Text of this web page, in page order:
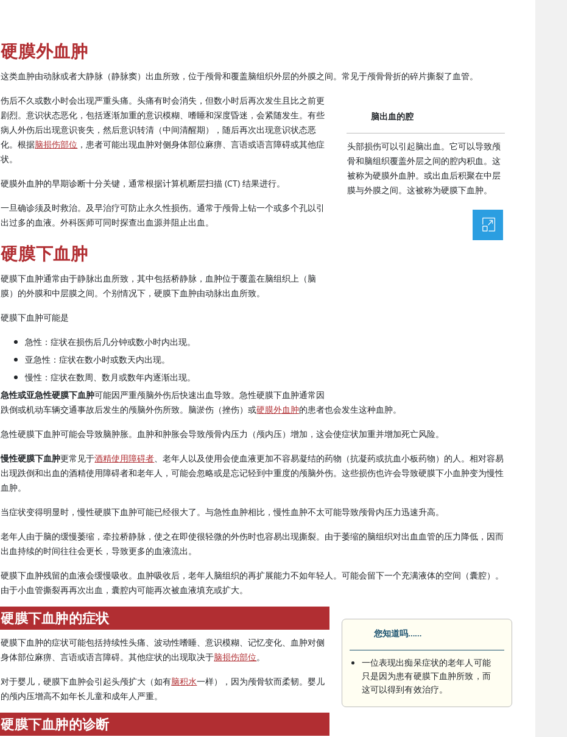
硬膜外血肿
这类血肿由动脉或者大静脉（静脉窦）出血所致，位于颅骨和覆盖脑组织外层的外膜之间。常见于颅骨骨折的碎片撕裂了血管。
脑出血的腔
头部损伤可以引起脑出血。它可以导致颅
骨和脑组织覆盖外层之间的腔内积血。这
被称为硬膜外血肿。或出血后积聚在中层
膜与外膜之间。这被称为硬膜下血肿。
伤后不久或数小时会出现严重头痛。头痛有时会消失，但数小时后再次发生且比之前更
剧烈。意识状态恶化，包括逐渐加重的意识模糊、嗜睡和深度昏迷，会紧随发生。有些
病人外伤后出现意识丧失，然后意识转清（中间清醒期），随后再次出现意识状态恶
化。根据脑损伤部位 ，患者可能出现血肿对侧身体部位麻痹、言语或语言障碍或其他症
状。
硬膜外血肿的早期诊断十分关键，通常根据计算机断层扫描 (CT) 结果进行。
一旦确诊须及时救治。及早治疗可防止永久性损伤。通常于颅骨上钻一个或多个孔以引
出过多的血液。外科医师可同时探查出血源并阻止出血。
硬膜下血肿
硬膜下血肿通常由于静脉出血所致，其中包括桥静脉，血肿位于覆盖在脑组织上（脑
膜）的外膜和中层膜之间。个别情况下，硬膜下血肿由动脉出血所致。
硬膜下血肿可能是
急性：症状在损伤后几分钟或数小时内出现。
亚急性：症状在数小时或数天内出现。
慢性：症状在数周、数月或数年内逐渐出现。
急性或亚急性硬膜下血肿可能因严重颅脑外伤后快速出血导致。急性硬膜下血肿通常因
跌倒或机动车辆交通事故后发生的颅脑外伤所致。脑淤伤（挫伤）或硬膜外血肿的患者也会发生这种血肿。
急性硬膜下血肿可能会导致脑肿胀。血肿和肿胀会导致颅骨内压力（颅内压）增加，这会使症状加重并增加死亡风险。
慢性硬膜下血肿更常见于酒精使用障碍者、老年人以及使用会使血液更加不容易凝结的药物（抗凝药或抗血小板药物）的人。相对容易
出现跌倒和出血的酒精使用障碍者和老年人，可能会忽略或是忘记轻到中重度的颅脑外伤。这些损伤也许会导致硬膜下小血肿变为慢性
血肿。
当症状变得明显时，慢性硬膜下血肿可能已经很大了。与急性血肿相比，慢性血肿不太可能导致颅骨内压力迅速升高。
老年人由于脑的缓慢萎缩，牵拉桥静脉，使之在即使很轻微的外伤时也容易出现撕裂。由于萎缩的脑组织对出血血管的压力降低，因而
出血持续的时间往往会更长，导致更多的血液流出。
硬膜下血肿残留的血液会缓慢吸收。血肿吸收后，老年人脑组织的再扩展能力不如年轻人。可能会留下一个充满液体的空间（囊腔）。
由于小血管撕裂再再次出血，囊腔内可能再次被血液填充或扩大。
您知道吗……
一位表现出痴呆症状的老年人可能
只是因为患有硬膜下血肿所致，而
这可以得到有效治疗。
硬膜下血肿的症状
硬膜下血肿的症状可能包括持续性头痛、波动性嗜睡、意识模糊、记忆变化、血肿对侧
身体部位麻痹、言语或语言障碍。其他症状的出现取决于脑损伤部位。
对于婴儿，硬膜下血肿会引起头颅扩大（如有脑积水一样），因为颅骨软而柔韧。婴儿
的颅内压增高不如年长儿童和成年人严重。
硬膜下血肿的诊断